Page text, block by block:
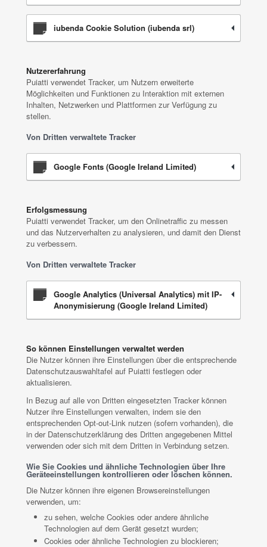
iubenda Cookie Solution (iubenda srl)
Nutzererfahrung
Puiatti verwendet Tracker, um Nutzern erweiterte
Möglichkeiten und Funktionen zu Interaktion mit externen
Inhalten, Netzwerken und Plattformen zur Verfügung zu
stellen.
Von Dritten verwaltete Tracker
Google Fonts (Google Ireland Limited)
Erfolgsmessung
Puiatti verwendet Tracker, um den Onlinetraffic zu messen
und das Nutzerverhalten zu analysieren, und damit den Dienst
zu verbessern.
Von Dritten verwaltete Tracker
Google Analytics (Universal Analytics) mit IP-
Anonymisierung (Google Ireland Limited)
So können Einstellungen verwaltet werden
Die Nutzer können ihre Einstellungen über die entsprechende
Datenschutzauswahltafel auf Puiatti festlegen oder
aktualisieren.
In Bezug auf alle von Dritten eingesetzten Tracker können
Nutzer ihre Einstellungen verwalten, indem sie den
entsprechenden Opt-out-Link nutzen (sofern vorhanden), die
in der Datenschutzerklärung des Dritten angegebenen Mittel
verwenden oder sich mit dem Dritten in Verbindung setzen.
Wie Sie Cookies und ähnliche Technologien über Ihre
Geräteeinstellungen kontrollieren oder löschen können.
Die Nutzer können ihre eigenen Browsereinstellungen
verwenden, um:
zu sehen, welche Cookies oder andere ähnliche
Technologien auf dem Gerät gesetzt wurden;
Cookies oder ähnliche Technologien zu blockieren;